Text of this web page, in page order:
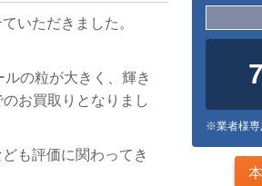
いただきました。
の粒が大きく、輝き
お買取りとなりまし
も評価に関わってき
※業者様専